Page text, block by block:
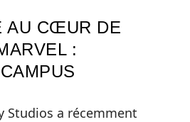
AU CŒUR DE
:
Studios a récemment